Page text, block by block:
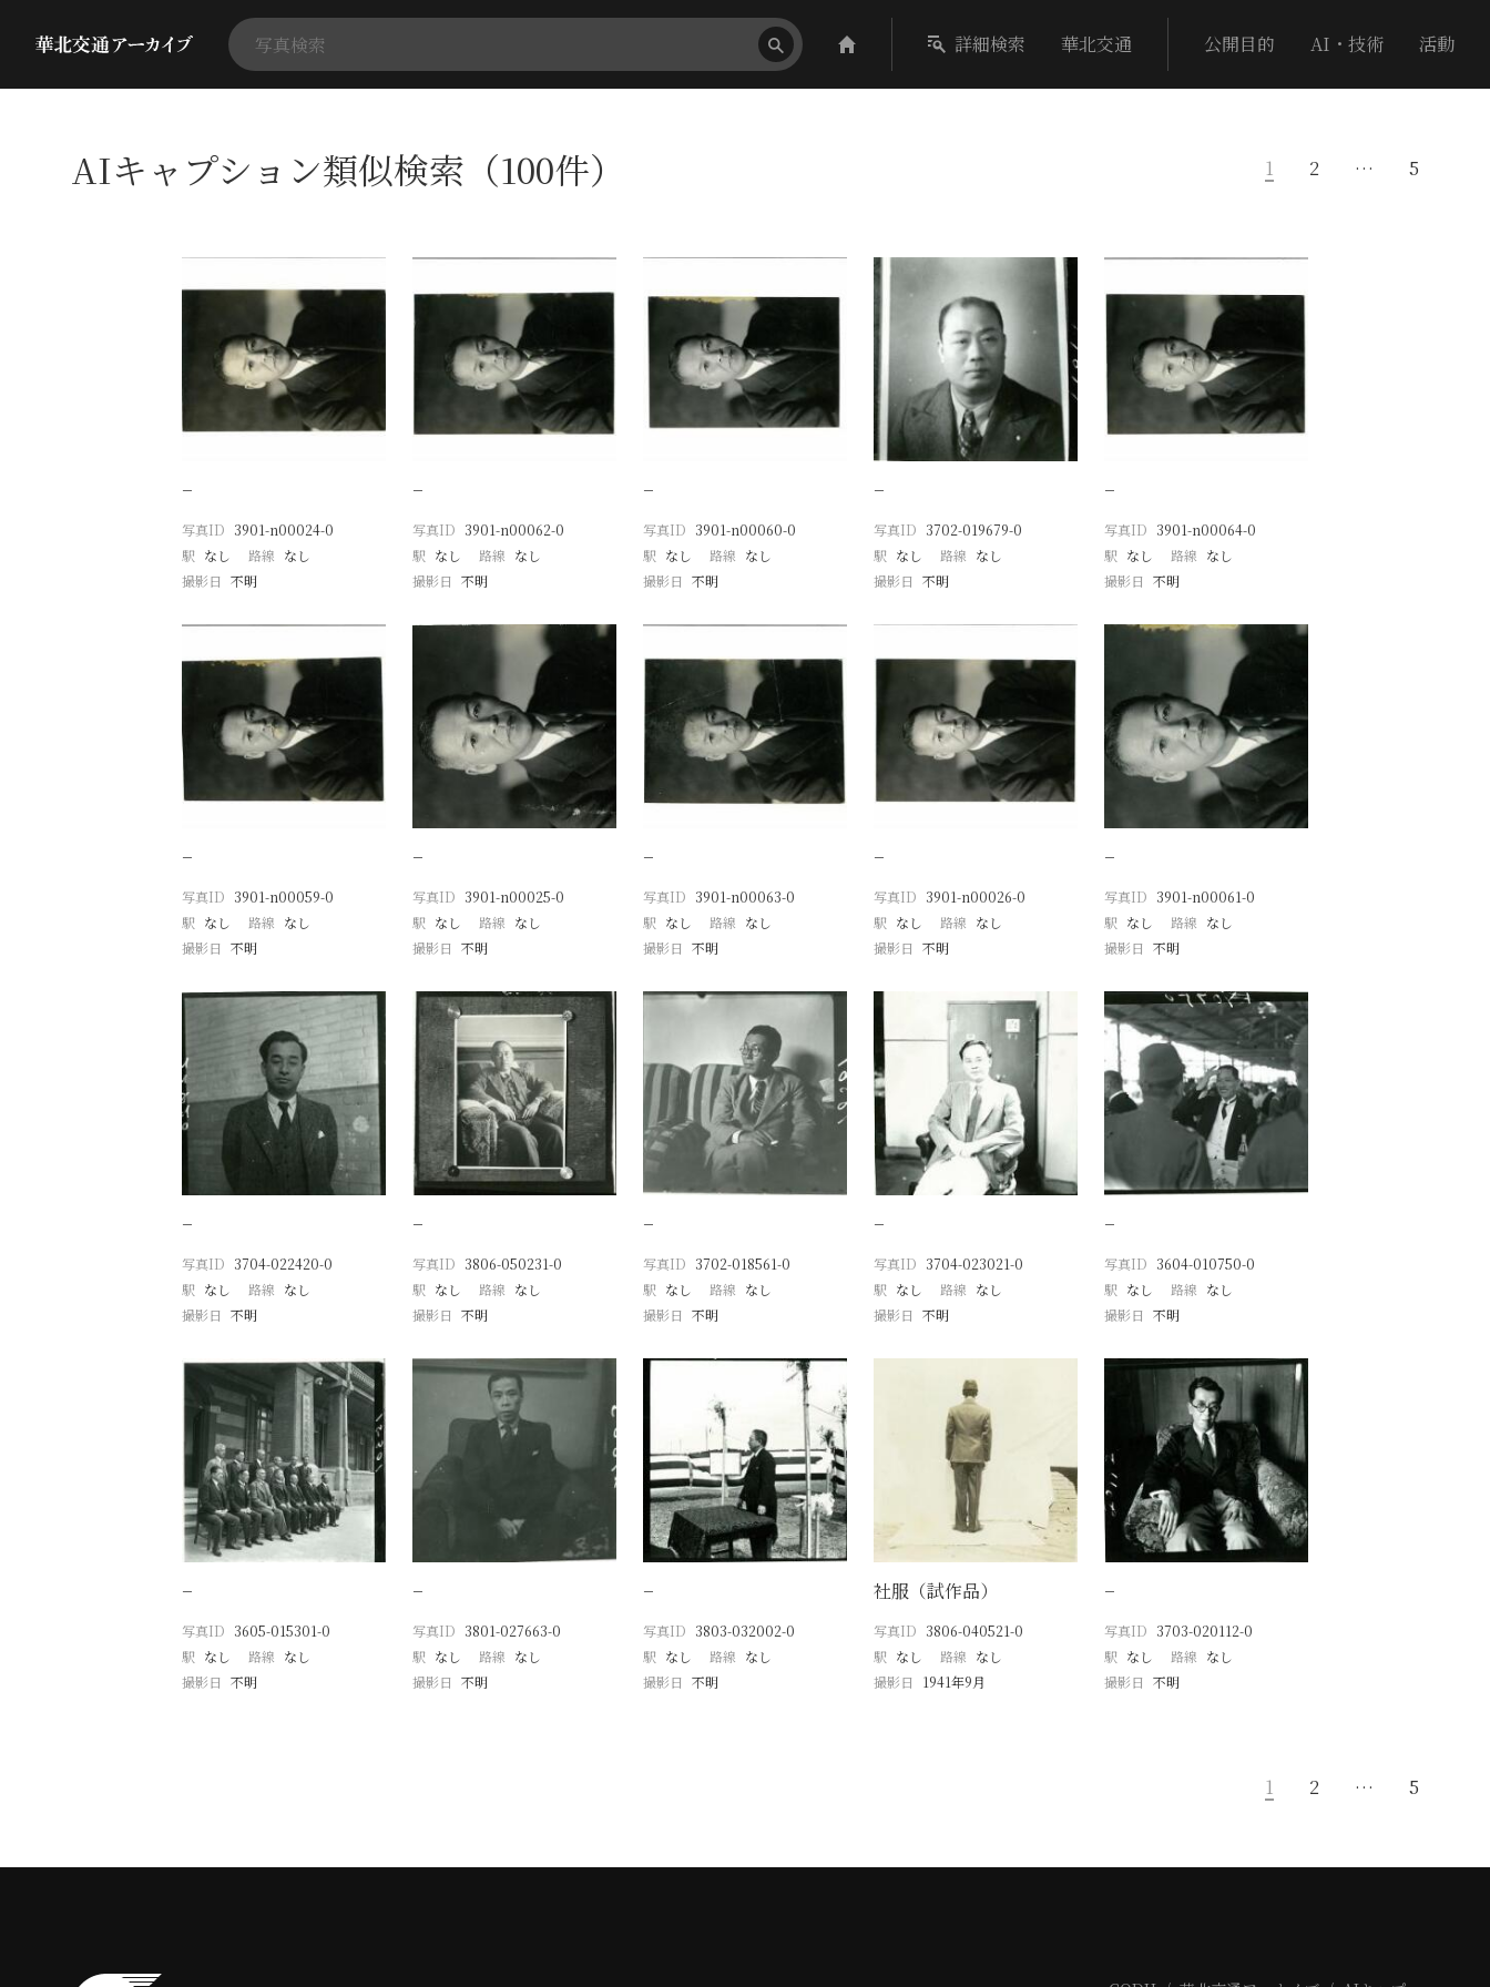
詳細検索 華北交通 公開目的 AI・技術 活動
AIキャプション類似検索（100件） 1 2 … 5
−
写真ID 3901-n00024-0
駅 なし 路線 なし
撮影日 不明
−
写真ID 3901-n00062-0
駅 なし 路線 なし
撮影日 不明
−
写真ID 3901-n00060-0
駅 なし 路線 なし
撮影日 不明
−
写真ID 3702-019679-0
駅 なし 路線 なし
撮影日 不明
−
写真ID 3901-n00064-0
駅 なし 路線 なし
撮影日 不明
−
写真ID 3901-n00059-0
駅 なし 路線 なし
撮影日 不明
−
写真ID 3901-n00025-0
駅 なし 路線 なし
撮影日 不明
−
写真ID 3901-n00063-0
駅 なし 路線 なし
撮影日 不明
−
写真ID 3901-n00026-0
駅 なし 路線 なし
撮影日 不明
−
写真ID 3901-n00061-0
駅 なし 路線 なし
撮影日 不明
−
写真ID 3704-022420-0
駅 なし 路線 なし
撮影日 不明
−
写真ID 3806-050231-0
駅 なし 路線 なし
撮影日 不明
−
写真ID 3702-018561-0
駅 なし 路線 なし
撮影日 不明
−
写真ID 3704-023021-0
駅 なし 路線 なし
撮影日 不明
−
写真ID 3604-010750-0
駅 なし 路線 なし
撮影日 不明
−
写真ID 3605-015301-0
駅 なし 路線 なし
撮影日 不明
−
写真ID 3801-027663-0
駅 なし 路線 なし
撮影日 不明
−
写真ID 3803-032002-0
駅 なし 路線 なし
撮影日 不明
社服（試作品）
写真ID 3806-040521-0
駅 なし 路線 なし
撮影日
1941年9月
−
写真ID 3703-020112-0
駅 なし 路線 なし
撮影日 不明
1 2 … 5